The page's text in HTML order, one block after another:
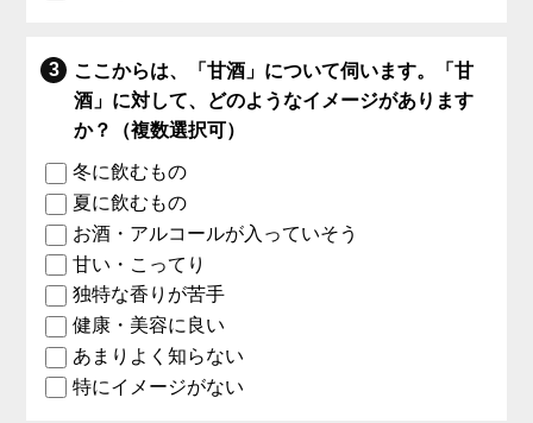
ここからは、「甘酒」について伺います。「甘
酒」に対して、どのようなイメージがあります
か？（複数選択可）
冬に飲むもの
夏に飲むもの
お酒・アルコールが入っていそう
甘い・こってり
独特な香りが苦手
健康・美容に良い
あまりよく知らない
特にイメージがない